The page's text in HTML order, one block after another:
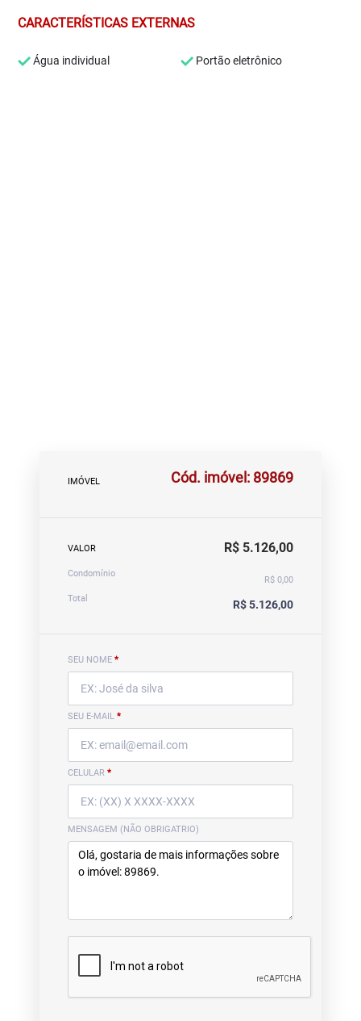
CARACTERÍSTICAS EXTERNAS
Água individual Portão eletrônico
IMÓVEL Cód. imóvel: 89869
VALOR R$ 5.126,00
Condomínio
R$ 0,00
Total
R$ 5.126,00
SEU NOME *
SEU E-MAIL *
CELULAR *
MENSAGEM (NÃO OBRIGATRIO)